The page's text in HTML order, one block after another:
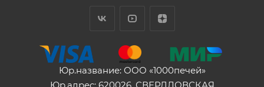
Юр.название: ООО «1000печей»